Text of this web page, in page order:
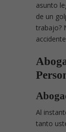
asunto
de un
trabajo?
Al
tanto